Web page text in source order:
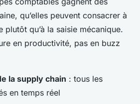
qu’elles peuvent consacrer à
plutôt qu’à la saisie mécanique.
en productivité, pas en buzz
la supply chain : tous les
en temps réel